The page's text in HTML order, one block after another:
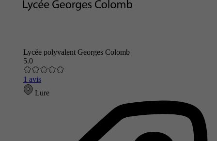
Lycée polyvalent Georges Colomb
5.0
1 avis
Lure